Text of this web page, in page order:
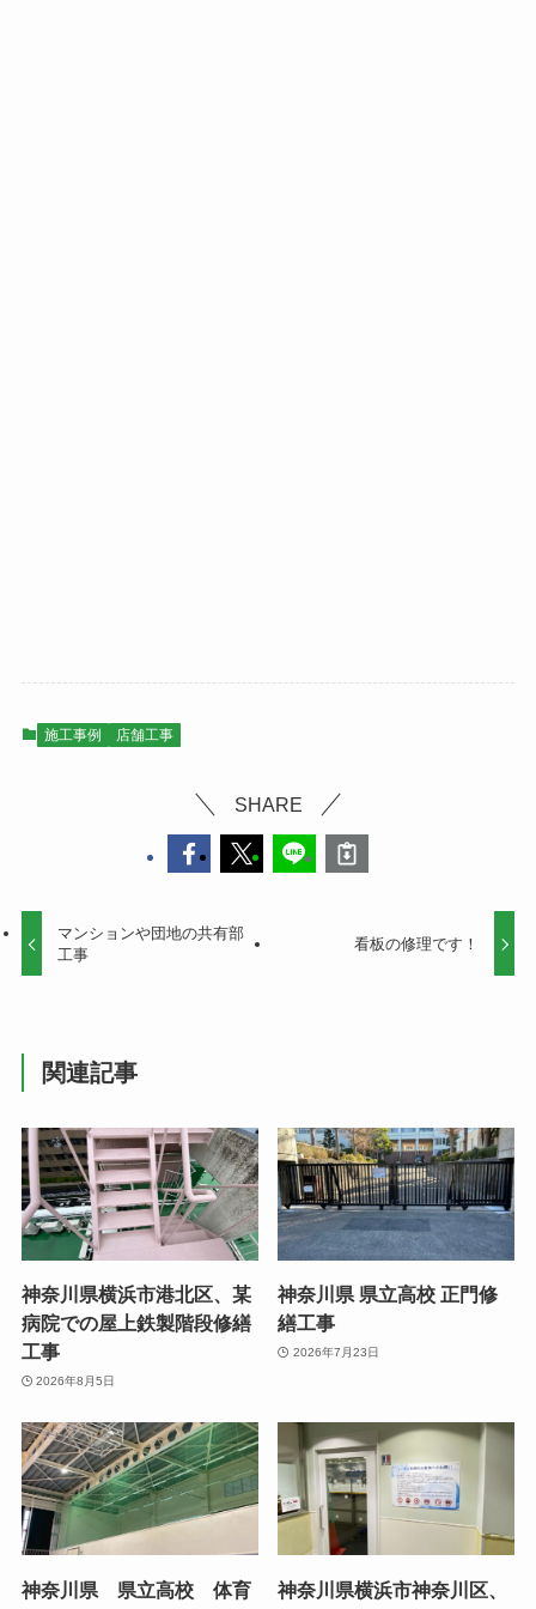
施工事例 店舗工事
SHARE
マンションや団地の共有部
工事
看板の修理です！
関連記事
神奈川県横浜市港北区、某
病院での屋上鉄製階段修繕
工事
2026年8月5日
神奈川県 県立高校 正門修
繕工事
2026年7月23日
神奈川県 県立高校 体育
神奈川県横浜市神奈川区、